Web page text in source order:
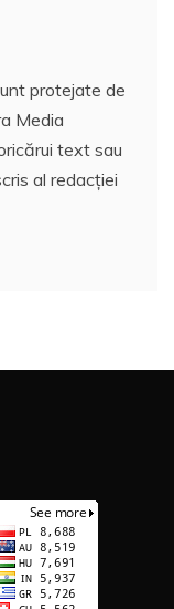
protejate de
Media
text sau
al redacției